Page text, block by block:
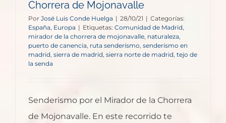
Chorrera de Mojonavalle
Por José Luis Conde Huelga | 28/10/21 | Categorías:
España Europa | Etiquetas: Comunidad de Madrid
mirador de la chorrera de mojonavalle naturaleza
puerto de canencia ruta senderismo senderismo en
madrid sierra de madrid sierra norte de madrid tejo de
la senda
Senderismo por el Mirador de la Chorrera
de Mojonavalle. En este recorrido te